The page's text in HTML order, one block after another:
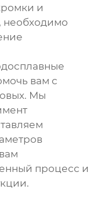
и
необходимо
вам с
. Мы
процесс и